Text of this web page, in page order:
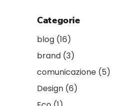
Categorie
blog (16)
brand (3)
comunicazione (5)
Design (6)